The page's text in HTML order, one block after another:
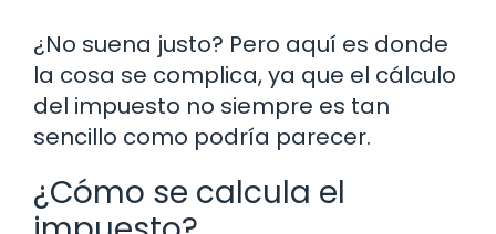
¿No suena justo? Pero aquí es donde
la cosa se complica, ya que el cálculo
del impuesto no siempre es tan
sencillo como podría parecer.
¿Cómo se calcula el